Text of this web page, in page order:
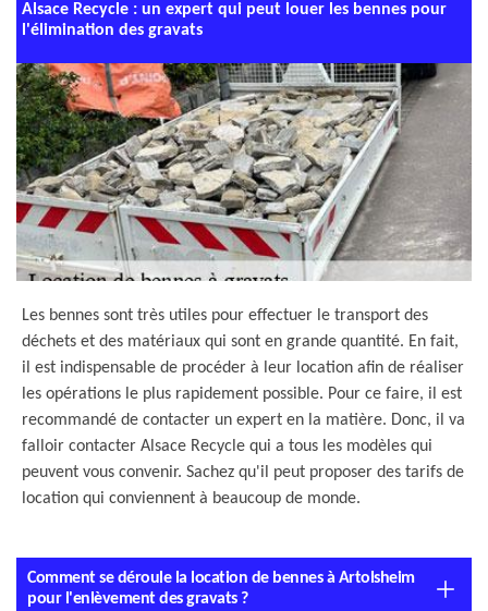
Alsace Recycle : un expert qui peut louer les bennes pour
l'élimination des gravats
Les bennes sont très utiles pour effectuer le transport des
déchets et des matériaux qui sont en grande quantité. En fait,
il est indispensable de procéder à leur location afin de réaliser
les opérations le plus rapidement possible. Pour ce faire, il est
recommandé de contacter un expert en la matière. Donc, il va
falloir contacter Alsace Recycle qui a tous les modèles qui
peuvent vous convenir. Sachez qu'il peut proposer des tarifs de
location qui conviennent à beaucoup de monde.
Comment se déroule la location de bennes à Artolsheim
pour l'enlèvement des gravats ?